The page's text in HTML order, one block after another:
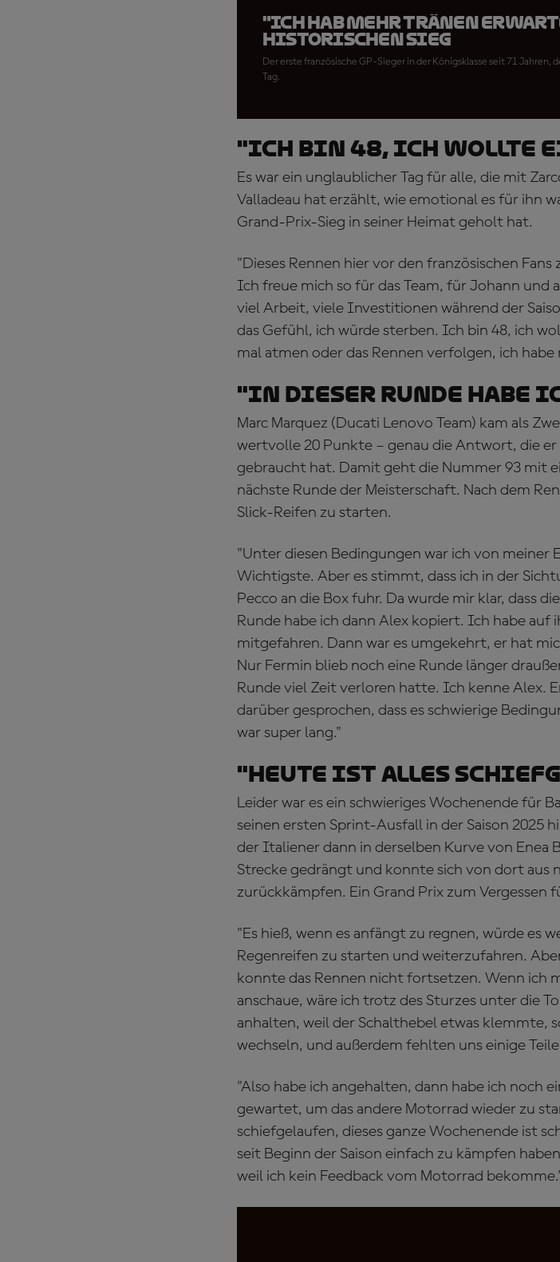
"Ich hab mehr Tränen
historischen Sieg
Der erste französische GP-Sieger in der Königsklasse seit 71
Tag.
"Ich bin 48, ich wollte
Es war ein unglaublicher Tag für alle, die mit
Valladeau hat erzählt, wie emotional es für ihn
Grand-Prix-Sieg in seiner Heimat geholt hat.
"Dieses Rennen hier vor den französischen
Ich freue mich so für das Team, für Johann und
viel Arbeit, viele Investitionen während der
das Gefühl, ich würde sterben. Ich bin 48, ich
mal atmen oder das Rennen verfolgen, ich
"In dieser Runde habe
Marc Marquez (Ducati Lenovo Team) kam als
wertvolle 20 Punkte – genau die Antwort, die er
gebraucht hat. Damit geht die Nummer 93 mit
nächste Runde der Meisterschaft. Nach dem
Slick-Reifen zu starten.
"Unter diesen Bedingungen war ich von meiner
Wichtigste. Aber es stimmt, dass ich in der
Pecco an die Box fuhr. Da wurde mir klar, dass
Runde habe ich dann Alex kopiert. Ich habe auf
mitgefahren. Dann war es umgekehrt, er hat
Nur Fermin blieb noch eine Runde länger
Runde viel Zeit verloren hatte. Ich kenne Alex.
darüber gesprochen, dass es schwierige
war super lang."
"Heute ist alles
Leider war es ein schwieriges Wochenende für
seinen ersten Sprint-Ausfall in der Saison 2025
der Italiener dann in derselben Kurve von Enea
Strecke gedrängt und konnte sich von dort aus
zurückkämpfen. Ein Grand Prix zum
"Es hieß, wenn es anfängt zu regnen, würde es
Regenreifen zu starten und weiterzufahren.
konnte das Rennen nicht fortsetzen. Wenn ich
anschaue, wäre ich trotz des Sturzes unter die
anhalten, weil der Schalthebel etwas klemmte,
wechseln, und außerdem fehlten uns einige
"Also habe ich angehalten, dann habe ich noch
gewartet, um das andere Motorrad wieder zu
schiefgelaufen, dieses ganze Wochenende ist
seit Beginn der Saison einfach zu kämpfen
weil ich kein Feedback vom Motorrad